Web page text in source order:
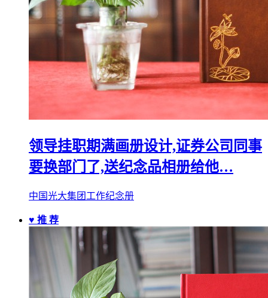
领导挂职期满画册设计,证券公司同事
要换部门了,送纪念品相册给他…
中国光大集团工作纪念册
♥ 推 荐